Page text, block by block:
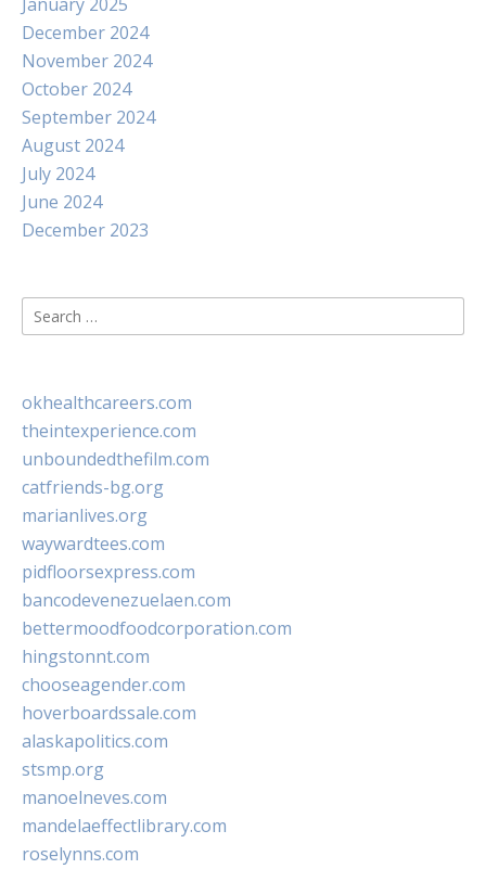
December 2024
November 2024
October 2024
September 2024
August 2024
July 2024
June 2024
December 2023
Search
for:
okhealthcareers.com
theintexperience.com
unboundedthefilm.com
catfriends-bg.org
marianlives.org
waywardtees.com
pidfloorsexpress.com
bancodevenezuelaen.com
bettermoodfoodcorporation.com
hingstonnt.com
chooseagender.com
hoverboardssale.com
alaskapolitics.com
stsmp.org
manoelneves.com
mandelaeffectlibrary.com
roselynns.com